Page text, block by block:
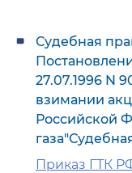
Судебная
27.07.1996 N
взимании
Российской
Приказ ГТК